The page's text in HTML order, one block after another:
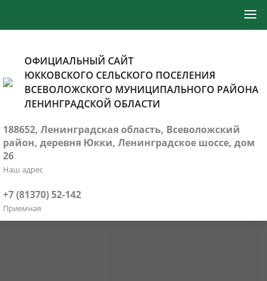
ОФИЦИАЛЬНЫЙ САЙТ
ЮККОВСКОГО СЕЛЬСКОГО ПОСЕЛЕНИЯ
ВСЕВОЛОЖСКОГО МУНИЦИПАЛЬНОГО РАЙОНА
ЛЕНИНГРАДСКОЙ ОБЛАСТИ
188652, Ленинградская область, Всеволожский
район, деревня Юкки, Ленинградское шоссе, дом
26
Наш адрес
+7 (81370) 52-142
Приемная